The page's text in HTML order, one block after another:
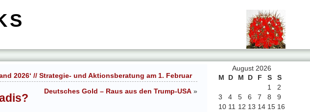
August 2026
M
D M D F S
S
1
2
3
4 5 6 7 8
9
10 11 12 13 14 15 16
2026‘ // Strategie- und Aktionsberatung am 1. Februar
Deutsches Gold – Raus aus den Trump-USA »